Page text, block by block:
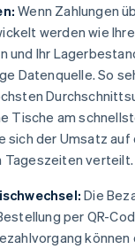
Wenn Zahlungen
werden wie
und Ihr
Datenquelle. So
Tische am
sich der Umsatz auf
Tageszeiten verteilt.
Die
per QR-
können